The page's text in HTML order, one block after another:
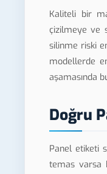
Kaliteli bir
çizilmeye ve
silinme riski
modellerde
aşamasında
Doğru
Panel etiketi
temas varsa